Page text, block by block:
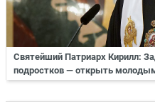
Святейший Патриарх Кирилл:
подростков — открыть